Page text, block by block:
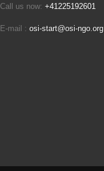
Call us now: +41225192601
E-mail : osi-start@osi-ngo.org